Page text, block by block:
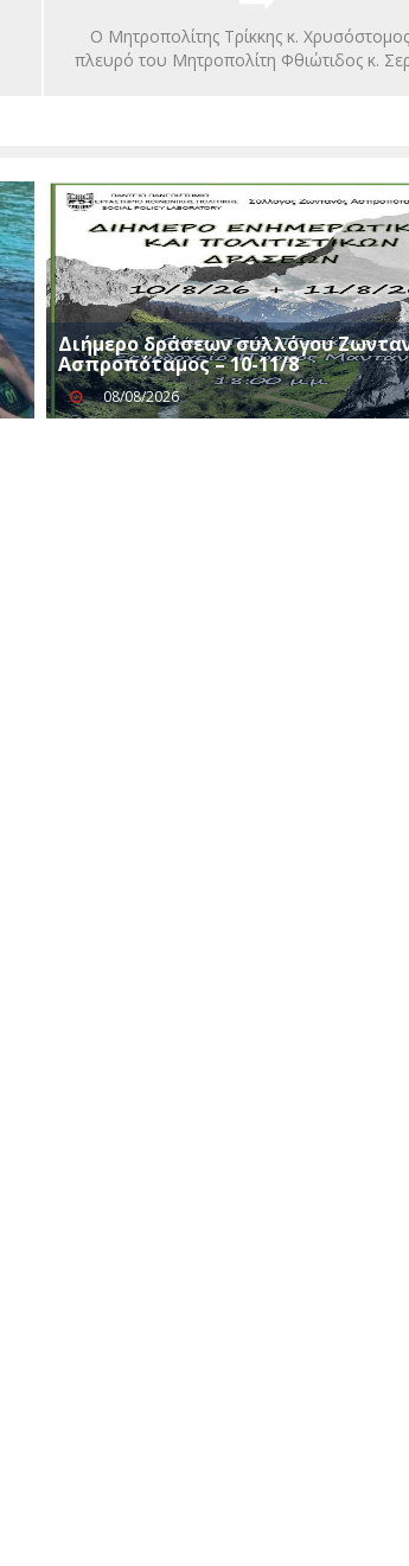
Ο Μητροπολίτης Τρίκκης κ.
πλευρό του Μητροπολίτη Φθιώτιδος κ.
Διήμερο δράσεων συλλόγου
Ασπροπόταμος – 10-11/8
08/08/2026